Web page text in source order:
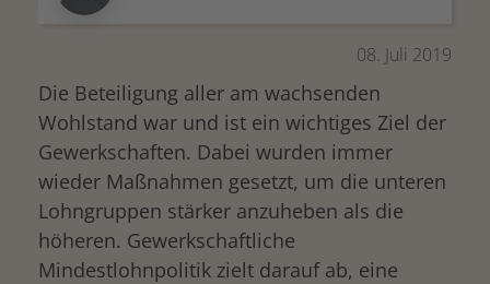
08. Juli 2019
Die Beteiligung aller am wachsenden
Wohlstand war und ist ein wichtiges Ziel der
Gewerkschaften. Dabei wurden immer
wieder Maßnahmen gesetzt, um die unteren
Lohngruppen stärker anzuheben als die
höheren. Gewerkschaftliche
Mindestlohnpolitik zielt darauf ab, eine